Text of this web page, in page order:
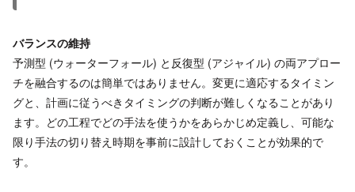
バランスの維持
予測型 (ウォーターフォール) と反復型 (アジャイル) の両アプロー
チを融合するのは簡単ではありません。変更に適応するタイミン
グと、計画に従うべきタイミングの判断が難しくなることがあり
ます。どの工程でどの手法を使うかをあらかじめ定義し、可能な
限り手法の切り替え時期を事前に設計しておくことが効果的で
す。